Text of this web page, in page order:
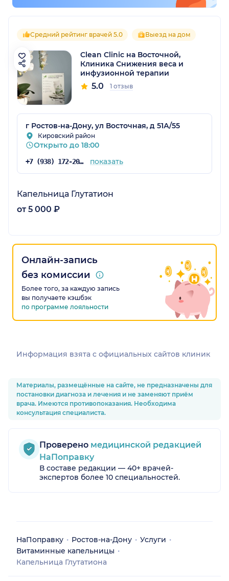
Средний рейтинг врачей 5.0 Выезд на дом
Clean Clinic на Восточной,
Клиника Снижения веса и
инфузионной терапии
5.0 1 отзыв
г Ростов-на-Дону, ул Восточная, д 51А/55
Кировский район
Открыто до 18:00
+7 (938) 172-20-20 показать
Капельница Глутатион
от 5 000 ₽
Онлайн-запись
без комиссии
Более того, за каждую запись
вы получаете кэшбэк
по программе лояльности
Информация взята c официальных сайтов клиник
Материалы, размещённые на сайте, не предназначены для
постановки диагноза и лечения и не заменяют приём
врача. Имеются противопоказания. Необходима
консультация специалиста.
Проверено медицинской редакцией
НаПоправку
В составе редакции — 40+ врачей-
экспертов более 10 специальностей.
НаПоправку Ростов-на-Дону
Услуги
Витаминные капельницы
Капельница Глутатиона